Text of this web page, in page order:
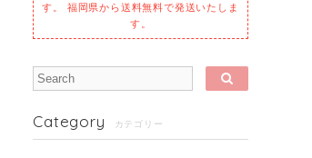
す。 福岡県から送料無料で発送いたしま
す。
Category カテゴリー